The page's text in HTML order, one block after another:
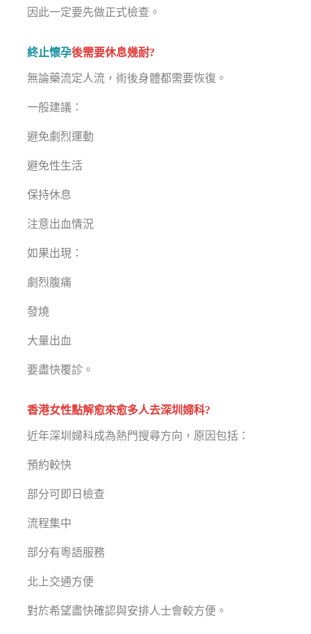
因此一定要先做正式檢查。
終止懷孕後需要休息幾耐?
無論藥流定人流，術後身體都需要恢復。
一般建議：
避免劇烈運動
避免性生活
保持休息
注意出血情況
如果出現：
劇烈腹痛
發燒
大量出血
要盡快覆診。
香港女性點解愈來愈多人去深圳婦科?
近年深圳婦科成為熱門搜尋方向，原因包括：
預約較快
部分可即日檢查
流程集中
部分有粵語服務
北上交通方便
對於希望盡快確認與安排人士會較方便。